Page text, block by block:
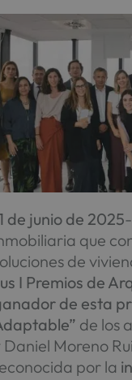
de junio de 2025-
que
de
I Premios de
de esta
de los
Daniel Moreno
por la